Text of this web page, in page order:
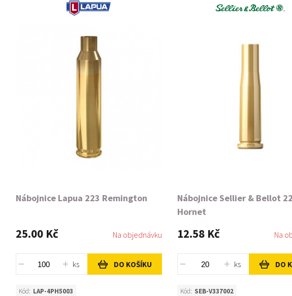
Nábojnice Lapua 223 Remington
25.00 Kč Na objednávku
ks DO KOŠÍKU
Kód: LAP-4PH5003
Nábojnice Sellier & Bellot 22
Hornet
12.58 Kč Na
ks DO
Kód: SEB-V337002